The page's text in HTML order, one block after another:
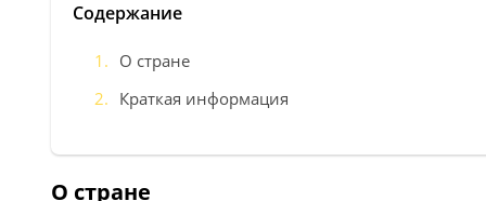
Содержание
О стране
Краткая информация
О стране